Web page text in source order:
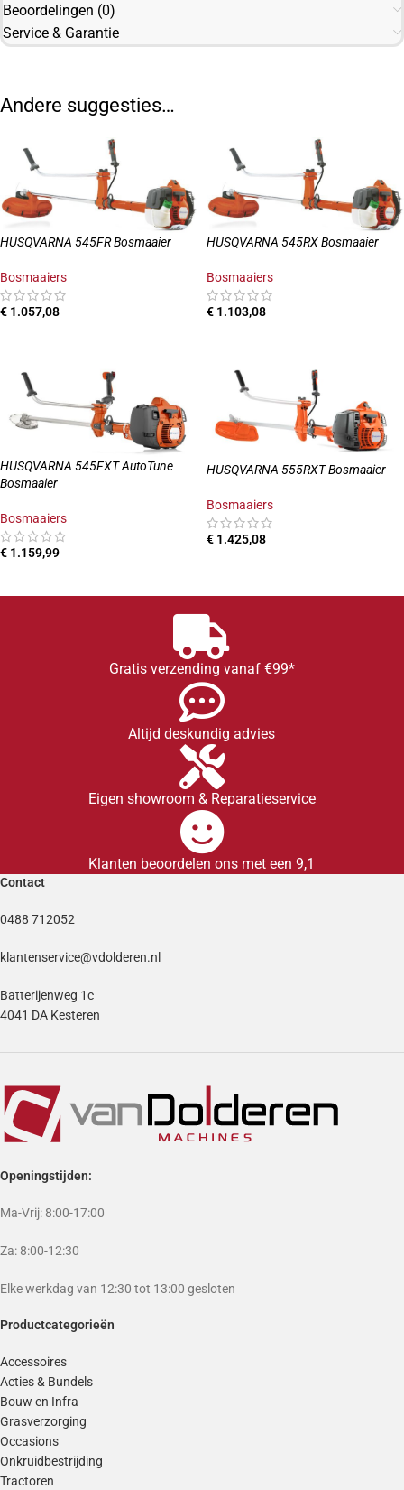
Beoordelingen (0)
Service & Garantie
Andere suggesties…
HUSQVARNA 545FR Bosmaaier
Bosmaaiers
€ 1.057,08
HUSQVARNA 545RX Bosmaaier
Bosmaaiers
€ 1.103,08
HUSQVARNA 545FXT AutoTune
Bosmaaier
Bosmaaiers
€ 1.159,99
HUSQVARNA 555RXT Bosmaaier
Bosmaaiers
€ 1.425,08
Gratis verzending vanaf €99*
Altijd deskundig advies
Eigen showroom & Reparatieservice
Klanten beoordelen ons met een 9,1
Contact
0488 712052
klantenservice@vdolderen.nl
Batterijenweg 1c
4041 DA Kesteren
Openingstijden:
Ma-Vrij: 8:00-17:00
Za: 8:00-12:30
Elke werkdag van 12:30 tot 13:00 gesloten
Productcategorieën
Accessoires
Acties & Bundels
Bouw en Infra
Grasverzorging
Occasions
Onkruidbestrijding
Tractoren